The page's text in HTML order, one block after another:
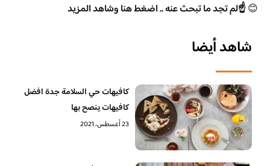
😊☝️لم تجد ما تبحث عنه .. اضغط هنا وشاهد المزيد
شاهد أيضا
كافيهات حي السلامة جدة افضل
كافيهات ينصح بها
23 أغسطس، 2021